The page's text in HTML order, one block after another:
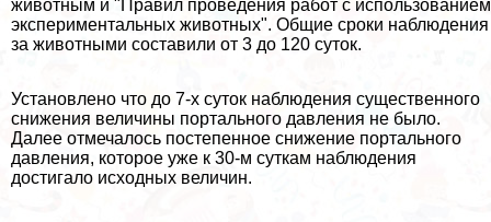
животным и "Правил проведения работ с использованием
экспериментальных животных". Общие сроки наблюдения
за животными составили от 3 до 120 суток.
Установлено что до 7-х суток наблюдения существенного
снижения величины портального давления не было.
Далее отмечалось постепенное снижение портального
давления, которое уже к 30-м суткам наблюдения
достигало исходных величин.